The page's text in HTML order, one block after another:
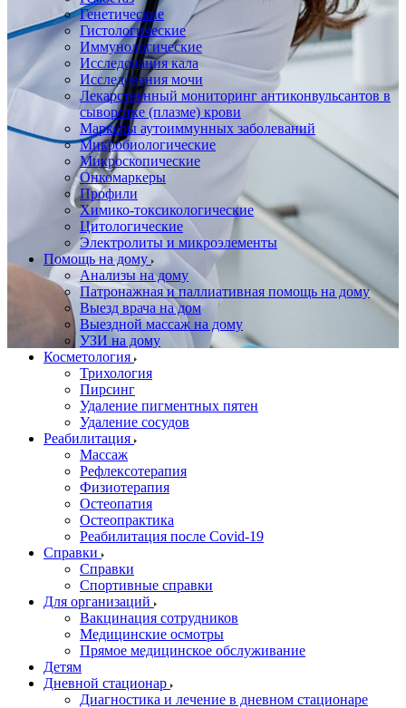
Генетические
Гистологические
Иммунологические
Исследования кала
Исследования мочи
Лекарственный мониторинг антиконвульсантов в
сыворотке (плазме) крови
Маркеры аутоиммунных заболеваний
Микробиологические
Микроскопические
Онкомаркеры
Профили
Химико-токсикологические
Цитологические
Электролиты и микроэлементы
Помощь на дому
Анализы на дому
Патронажная и паллиативная помощь на дому
Выезд врача на дом
Выездной массаж на дому
УЗИ на дому
Косметология
Трихология
Пирсинг
Удаление пигментных пятен
Удаление сосудов
Реабилитация
Массаж
Рефлексотерапия
Физиотерапия
Остеопатия
Остеопрактика
Реабилитация после Covid-19
Справки
Справки
Спортивные справки
Для организаций
Вакцинация сотрудников
Медицинские осмотры
Прямое медицинское обслуживание
Детям
Дневной стационар
Диагностика и лечение в дневном стационаре